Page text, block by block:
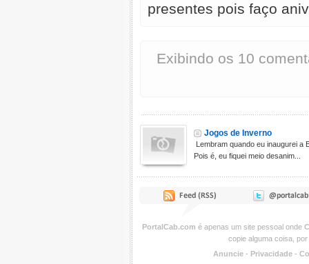
presentes pois faço
Exibindo os 10
Jogos de Inverno
Lembram quando eu inaugurei a
Pois é, eu fiquei meio desanim...
PortalCab.com é apenas um site pessoal onde
copie alguma coisa,
Anuncie - Privacidade -